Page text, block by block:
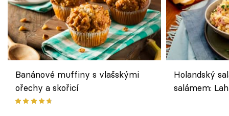
Banánové muffiny s vlašskými
ořechy a skořicí
Holandský
salámem: